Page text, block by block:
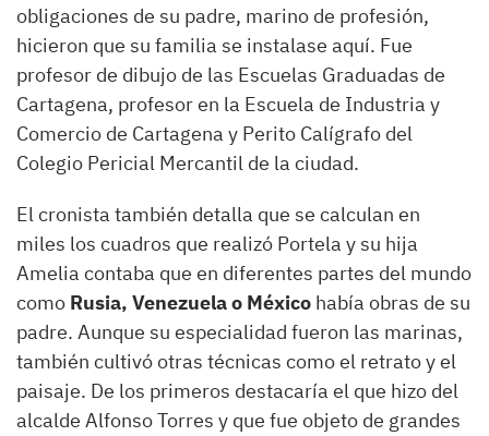
obligaciones de su padre, marino de profesión,
hicieron que su familia se instalase aquí. Fue
profesor de dibujo de las Escuelas Graduadas de
Cartagena, profesor en la Escuela de Industria y
Comercio de Cartagena y Perito Calígrafo del
Colegio Pericial Mercantil de la ciudad.
El cronista también detalla que se calculan en
miles los cuadros que realizó Portela y su hija
Amelia contaba que en diferentes partes del mundo
como Rusia, Venezuela o México había obras de su
padre. Aunque su especialidad fueron las marinas,
también cultivó otras técnicas como el retrato y el
paisaje. De los primeros destacaría el que hizo del
alcalde Alfonso Torres y que fue objeto de grandes